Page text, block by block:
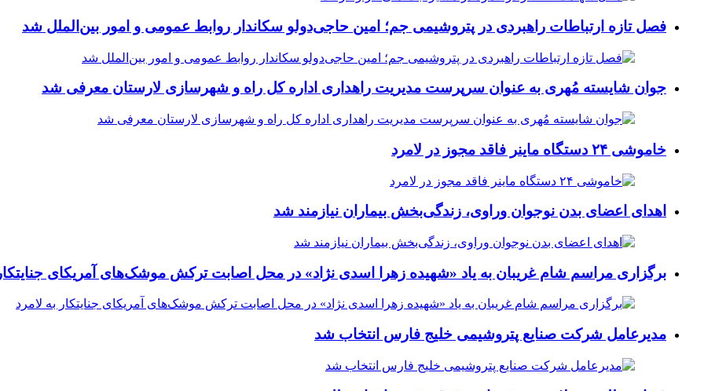
فصل تازه ارتباطات راهبردی در پتروشیمی جم؛ امین حاجی‌دولو سکاندار روابط عمومی و امور بین‌الملل شد
جوان شایسته مُهری به عنوان سرپرست مدیریت راهداری اداره کل راه و شهرسازی لارستان معرفی شد
خاموشی ۲۴ دستگاه ماینر فاقد مجوز در لامرد
اهدای اعضای بدن نوجوان وراوی، زندگی‌بخش بیماران نیازمند شد
برگزاری مراسم شام غریبان به یاد «شهیده زهرا اسدی نژاد» در محل اصابت ترکش موشک‌های آمریکای جنایتکار
مدیرعامل شرکت صنایع پتروشیمی خلیج فارس انتخاب شد